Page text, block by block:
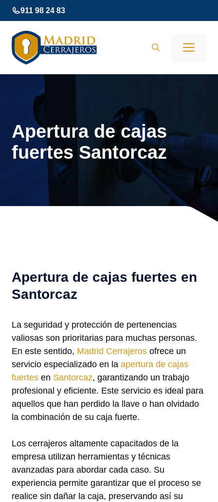
Saltar
al
contenido
911 98 24 83
Apertura de cajas
fuertes Santorcaz
Apertura de cajas fuertes en
Santorcaz
La seguridad y protección de pertenencias
valiosas son prioritarias para muchas personas.
En este sentido, Madrid Cerrajeros ofrece un
servicio especializado en la apertura de cajas
fuertes en Santorcaz, garantizando un trabajo
profesional y eficiente. Este servicio es ideal para
aquellos que han perdido la llave o han olvidado
la combinación de su caja fuerte.
Los cerrajeros altamente capacitados de la
empresa utilizan herramientas y técnicas
avanzadas para abordar cada caso. Su
experiencia permite garantizar que el proceso se
realice sin dañar la caja, preservando así su